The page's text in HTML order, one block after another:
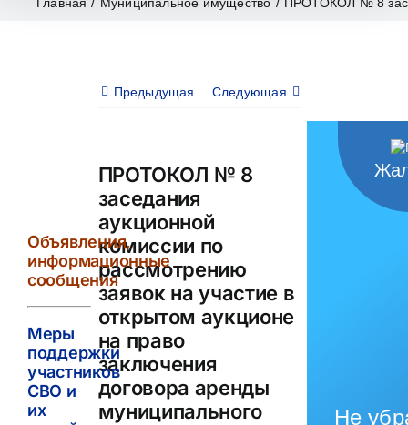
Предыдущая Следующая
ПРОТОКОЛ № 8
заседания
аукционной
комиссии по
рассмотрению
заявок на участие в
открытом аукционе
на право
заключения
договора аренды
муниципального
Объявления,
информационные
сообщения
Меры
поддержки
участников
СВО и
их
Не